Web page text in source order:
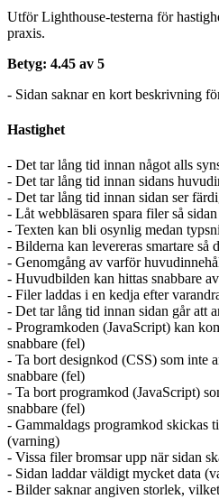
Utför Lighthouse-testerna för
praxis.
Betyg: 4.45 av 5
- Sidan saknar en kort beskrivning
Hastighet
- Det tar lång tid innan något alls
- Det tar lång tid innan sidans
- Det tar lång tid innan sidan ser
- Låt webbläsaren spara filer så
- Texten kan bli osynlig medan
- Bilderna kan levereras smartare så
- Genomgång av varför
- Huvudbilden kan hittas snabbare
- Filer laddas i en kedja efter
- Det tar lång tid innan sidan går att
- Programkoden (JavaScript) kan
snabbare (fel)
- Ta bort designkod (CSS) som inte
snabbare (fel)
- Ta bort programkod (JavaScript)
snabbare (fel)
- Gammaldags programkod skickas
(varning)
- Vissa filer bromsar upp när sidan
- Sidan laddar väldigt mycket data
- Bilder saknar angiven storlek,